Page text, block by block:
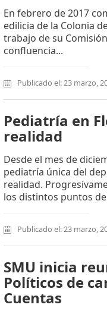
En febrero de 2017
edilicia de la Colonia
trabajo de su
confluencia...
Publicado el: 23 marzo,
Pediatría en
realidad
Desde el mes de
pediatría única del
realidad.
los distintos puntos
Publicado el: 23 marzo,
SMU inicia
Políticos de
Cuentas